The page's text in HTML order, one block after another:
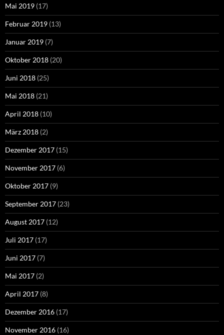
Mai 2019 (17)
Februar 2019 (13)
Januar 2019 (7)
Oktober 2018 (20)
Juni 2018 (25)
Mai 2018 (21)
April 2018 (10)
März 2018 (2)
Dezember 2017 (15)
November 2017 (6)
Oktober 2017 (9)
September 2017 (23)
August 2017 (12)
Juli 2017 (17)
Juni 2017 (7)
Mai 2017 (2)
April 2017 (8)
Dezember 2016 (17)
November 2016 (16)